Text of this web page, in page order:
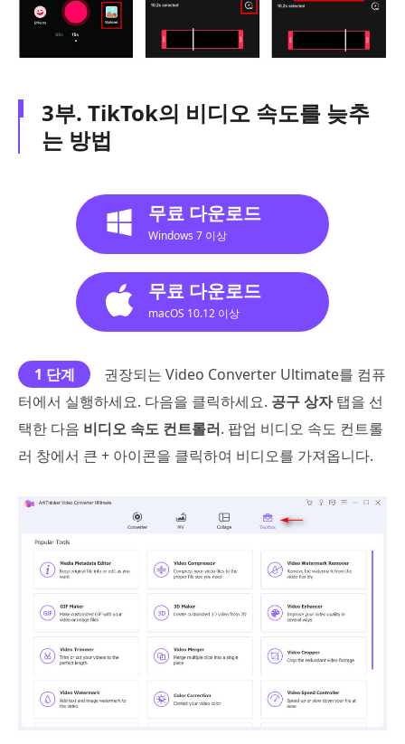
3부. TikTok의 비디오 속도를 늦추
는 방법
무료 다운로드
Windows 7 이상
무료 다운로드
macOS 10.12 이상
1 단계
권장되는 Video Converter Ultimate를 컴퓨
터에서 실행하세요. 다음을 클릭하세요. 공구 상자탭을 선
택한 다음 비디오 속도 컨트롤러. 팝업 비디오 속도 컨트롤
러 창에서 큰 + 아이콘을 클릭하여 비디오를 가져옵니다.